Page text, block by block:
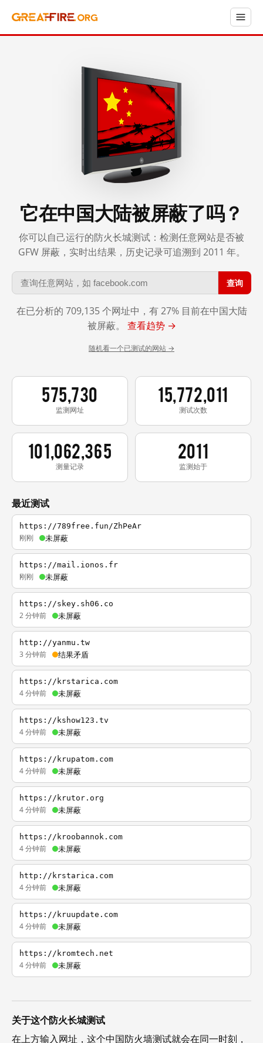
它在中国大陆被屏蔽了吗？
你可以自己运行的防火长城测试：检测任意网站是否被
GFW 屏蔽，实时出结果，历史记录可追溯到 2011 年。
查询
在已分析的 709,135 个网址中，有 27% 目前在中国大陆
被屏蔽。 查看趋势 →
随机看一个已测试的网站 →
575,730
监测网址
15,772,011
测试次数
101,062,365
测量记录
2011
监测始于
最近测试
https://789free.fun/ZhPeAr
刚刚 未屏蔽
https://mail.ionos.fr
刚刚 未屏蔽
https://skey.sh06.co
2 分钟前 未屏蔽
http://yanmu.tw
3 分钟前 结果矛盾
https://krstarica.com
4 分钟前 未屏蔽
https://kshow123.tv
4 分钟前 未屏蔽
https://krupatom.com
4 分钟前 未屏蔽
https://krutor.org
4 分钟前 未屏蔽
https://kroobannok.com
4 分钟前 未屏蔽
http://krstarica.com
4 分钟前 未屏蔽
https://kruupdate.com
4 分钟前 未屏蔽
https://kromtech.net
4 分钟前 未屏蔽
关于这个防火长城测试
在上方输入网址，这个中国防火墙测试就会在同一时刻，